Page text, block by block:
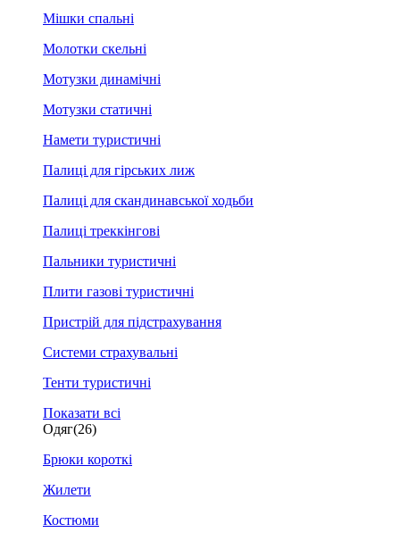
Мішки спальні
Молотки скельні
Мотузки динамічні
Мотузки статичні
Намети туристичні
Палиці для гірських лиж
Палиці для скандинавської ходьби
Палиці треккінгові
Пальники туристичні
Плити газові туристичні
Пристрій для підстрахування
Системи страхувальні
Тенти туристичні
Показати всі
Одяг(26)
Брюки короткі
Жилети
Костюми